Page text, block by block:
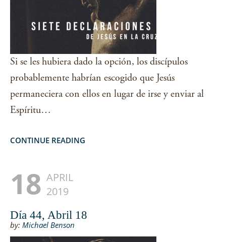
Si se les hubiera dado la opción, los discípulos
probablemente habrían escogido que Jesús
permaneciera con ellos en lugar de irse y enviar al
Espíritu…
CONTINUE READING
18 APRIL
2019
Día 44, Abril 18
by: Michael Benson